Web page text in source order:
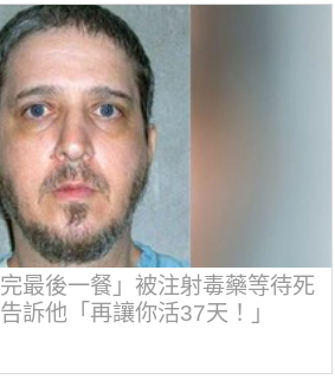
最後一餐」被注射毒藥等待死
訴他「再讓你活37天！」